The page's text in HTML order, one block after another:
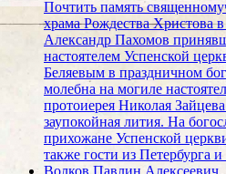
Почтить память
храма Рождества Христова
Александр Пахомов
настоятелем Успенской
Беляевым в праздничном
молебна на могиле
протоиерея Николая
заупокойная лития. На
прихожане Успенской
также гости из Петербурга